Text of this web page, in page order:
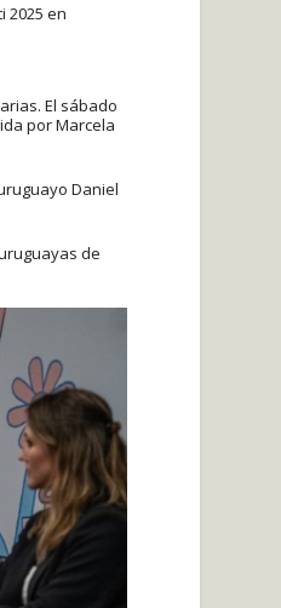
2025 en
El sábado
por Marcela
Daniel
de